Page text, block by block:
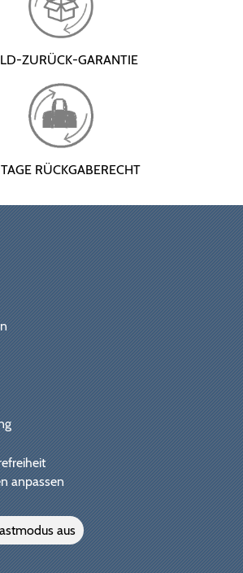
ZURÜCK-GARANTIE
RÜCKGABERECHT
anpassen
aus